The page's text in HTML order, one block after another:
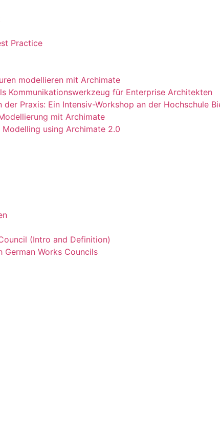
Practice
modellieren mit Archimate
Kommunikationswerkzeug für Enterprise Architekten
der Praxis: Ein Intensiv-Workshop an der Hochschule
mit Archimate
Modelling using Archimate 2.0
(Intro and Definition)
Works Councils